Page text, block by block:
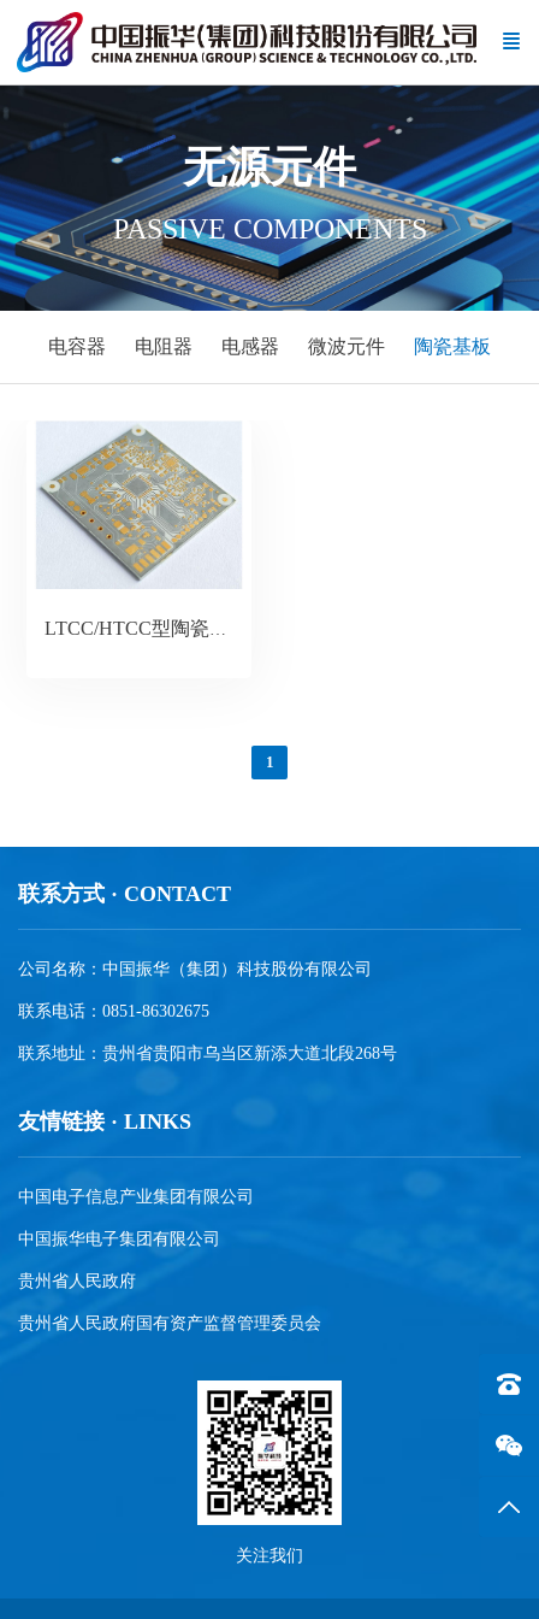
无源元件
PASSIVE COMPONENTS
电容器 电阻器 电感器 微波元件 陶瓷基板
LTCC/HTCC型陶瓷基板
1
联系方式 · CONTACT
公司名称：中国振华（集团）科技股份有限公司
联系电话：0851-86302675
联系地址：贵州省贵阳市乌当区新添大道北段268号
友情链接 · LINKS
中国电子信息产业集团有限公司
中国振华电子集团有限公司
贵州省人民政府
贵州省人民政府国有资产监督管理委员会
关注我们
联系
返回